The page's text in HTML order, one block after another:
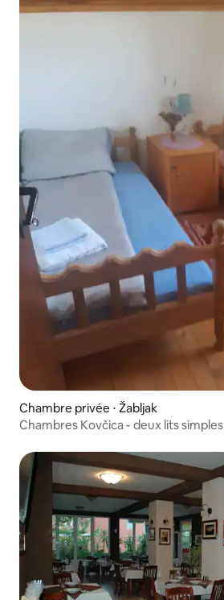
Chambre privée ⋅ Žabljak
Chambres Kovčica - deux lits simples